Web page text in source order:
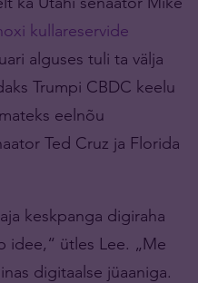
kullareservide
alguses tuli ta välja
Trumpi CBDC keelu
eelnõu
Ted Cruz ja Florida
keskpanga digiraha
idee,“ ütles Lee. „Me
digitaalse jüaaniga.